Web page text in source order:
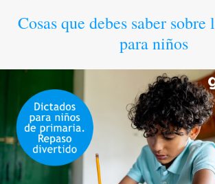
Cosas que debes saber
para niños